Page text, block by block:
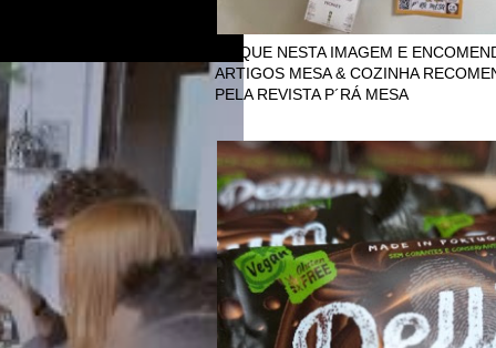
CLIQUE NESTA IMAGEM E
ARTIGOS MESA & COZINHA
PELA REVISTA P´RÁ MESA